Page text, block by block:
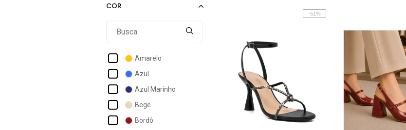
Durio
Amarelo
Azul
Azul Marinho
Bege
Bordô
-51%